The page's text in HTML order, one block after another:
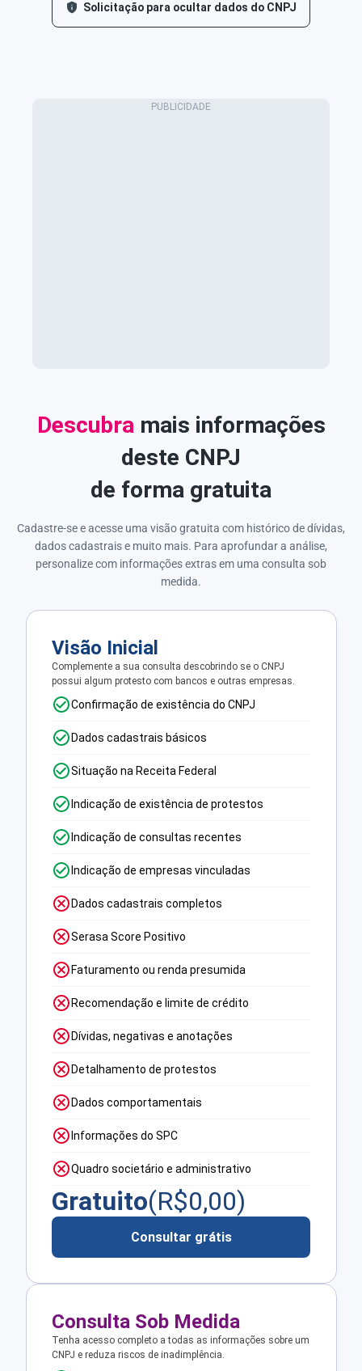
Solicitação para ocultar dados do CNPJ
Descubramais informações
deste CNPJ
de forma gratuita
Cadastre-se e acesse uma visão gratuita com histórico de dívidas,
dados cadastrais e muito mais. Para aprofundar a análise,
personalize com informações extras em uma consulta sob
medida.
Visão Inicial
Complemente a sua consulta descobrindo se o CNPJ
possui algum protesto com bancos e outras empresas.
Confirmação de existência do CNPJ
Dados cadastrais básicos
Situação na Receita Federal
Indicação de existência de protestos
Indicação de consultas recentes
Indicação de empresas vinculadas
Dados cadastrais completos
Serasa Score Positivo
Faturamento ou renda presumida
Recomendação e limite de crédito
Dívidas, negativas e anotações
Detalhamento de protestos
Dados comportamentais
Informações do SPC
Quadro societário e administrativo
Gratuito(R$0,00)
Consultar grátis
Consulta Sob Medida
Tenha acesso completo a todas as informações sobre um
CNPJ e reduza riscos de inadimplência.